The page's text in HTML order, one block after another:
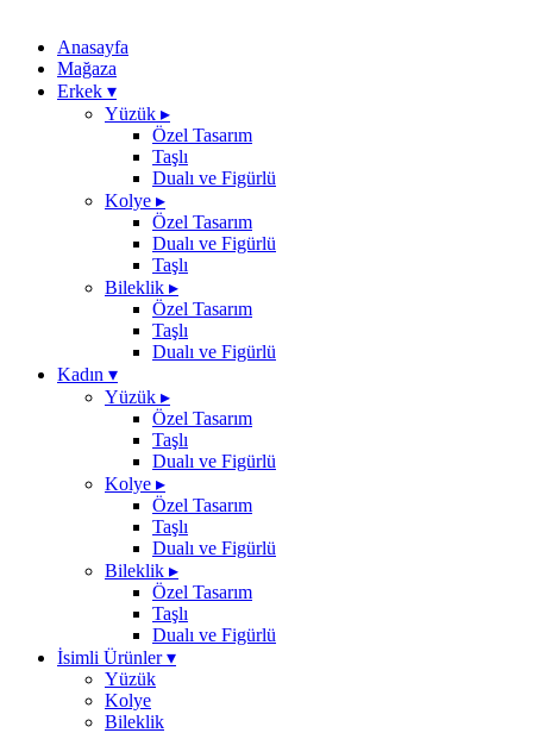
Anasayfa
Mağaza
Erkek ▾
Yüzük ▸
Özel Tasarım
Taşlı
Dualı ve Figürlü
Kolye ▸
Özel Tasarım
Dualı ve Figürlü
Taşlı
Bileklik ▸
Özel Tasarım
Taşlı
Dualı ve Figürlü
Kadın ▾
Yüzük ▸
Özel Tasarım
Taşlı
Dualı ve Figürlü
Kolye ▸
Özel Tasarım
Taşlı
Dualı ve Figürlü
Bileklik ▸
Özel Tasarım
Taşlı
Dualı ve Figürlü
İsimli Ürünler▾
Yüzük
Kolye
Bileklik